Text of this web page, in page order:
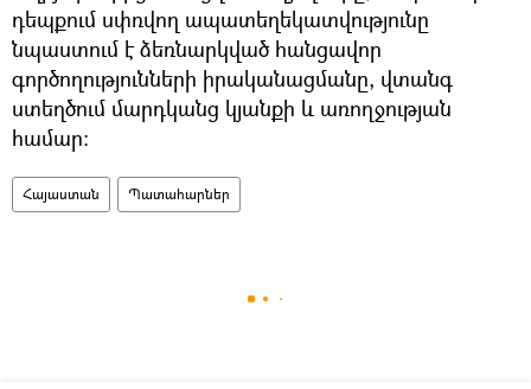
դեպքում սփռվող ապատեղեկատվությունը
նպաստում է ձեռնարկված հանցավոր
գործողությունների իրականացմանը, վտանգ
ստեղծում մարդկանց կյանքի և առողջության
համար:
Հայաստան Պատահարներ